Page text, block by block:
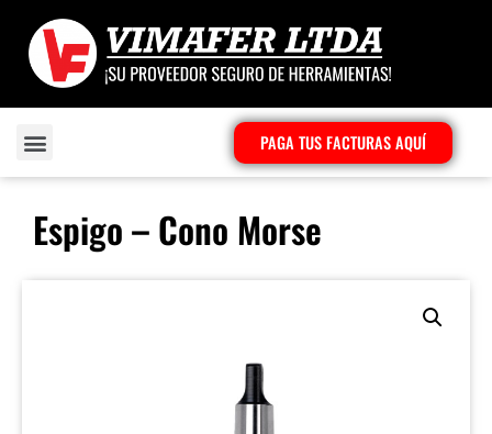
PAGA TUS FACTURAS AQUÍ
Espigo – Cono Morse